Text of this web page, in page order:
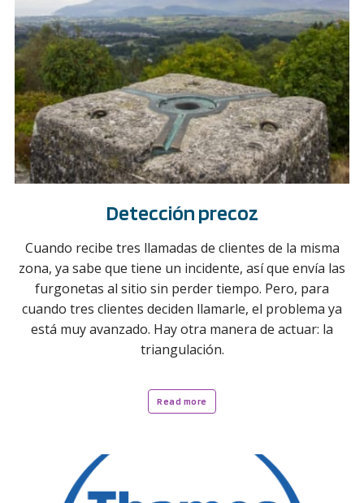
Detección precoz
Cuando recibe tres llamadas de clientes de la misma
zona, ya sabe que tiene un incidente, así que envía las
furgonetas al sitio sin perder tiempo. Pero, para
cuando tres clientes deciden llamarle, el problema ya
está muy avanzado. Hay otra manera de actuar: la
triangulación.
Read more